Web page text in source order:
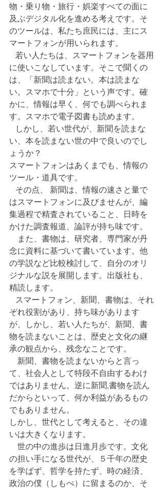
物・乗り物・旅行・娯楽すべての面に
及ぶデジタル化を進める考えです。そ
のツールは、私たち庶民には、主にス
マートフォンが用いられます。
に使いこなしています。そこで聞くの
は、「新聞は読まない。本は読まな
い。スマホで十分」という声です。確
かに、情報は早く、何でも調べられま
す。スマホで電子図書も読めます。
い、本を読まない世の中で良いのでし
ょうか？
スマートフォンはあくまでも、情報の
ツール・道具です。
はスマートフォンに及びませんが、編
集過程で精査されていること、日時を
かけた調査報道、論評が持ち味です。
念に資料に基づいて書いています。他
の学説など比較検討して、自分のオリ
ジナルな説を展開します。出版社も、
精読します。
ぞれ役割があり、持ち味があります
が、しかし、若い人たちが、新聞、書
物を読まないことは、歴史と文化の継
承の観点から、残念なことです。
て、社会人として特段不自由するわけ
ではありません。逆に新聞,書物を読ん
だからといって、何か利益があるもの
でもありません。
しかし、世代として考えると、その違
いは大きくなります。
の担い手になる世代が、５千年の歴史
を学ばず、哲学を持たず、時の経済、
政治の僕（しもべ）に留まるのか、そ